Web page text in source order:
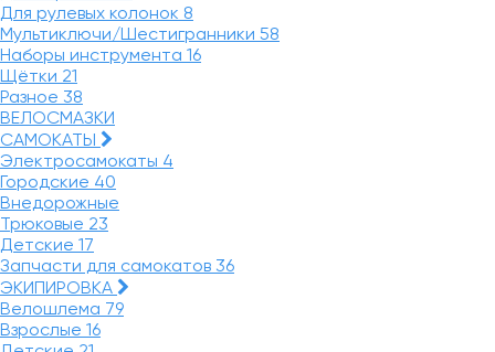
Для рулевых колонок 8
Мультиключи/Шестигранники 58
Наборы инструмента 16
Щётки 21
Разное 38
ВЕЛОСМАЗКИ
САМОКАТЫ
Электросамокаты 4
Городские 40
Внедорожные
Трюковые 23
Детские 17
Запчасти для самокатов 36
ЭКИПИРОВКА
Велошлема 79
Взрослые 16